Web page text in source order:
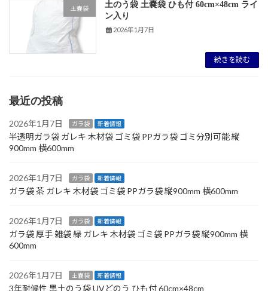
土嚢袋
土のう袋 土嚢袋 ひも付 60cm×48cm ライ
ン入り
2026年1月7日
続きを読む
最近の投稿
2026年1月7日 ガラ袋 新着情報
半透明ガラ袋 ガレキ 木材袋 ゴミ袋 PPガラ袋 ゴミ分別可能 縦
900mm 横600mm
2026年1月7日 ガラ袋 新着情報
ガラ袋 茶 ガレキ 木材袋 ゴミ袋 PPガラ袋 縦900mm 横600mm
2026年1月7日 ガラ袋 新着情報
ガラ袋 厚手 雑袋 緑 ガレキ 木材袋 ゴミ袋 PPガラ袋 縦900mm 横
600mm
2026年1月7日 土嚢袋 新着情報
3年耐候性 黒土のう袋 UVどのう ひも付 60cm×48cm